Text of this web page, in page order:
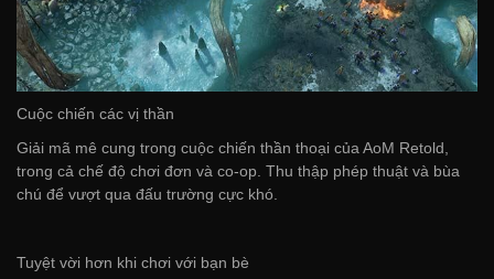
Cuộc chiến các vị thần
Giải mã mê cung trong cuộc chiến thần thoại của AoM Retold,
trong cả chế độ chơi đơn và co-op. Thu thập phép thuật và bùa
chú để vượt qua đấu trường cực khó.
Tuyệt vời hơn khi chơi với bạn bè